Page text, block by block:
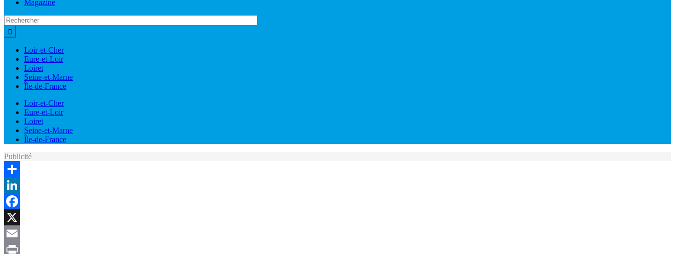
Magazine
Loir-et-Cher
Eure-et-Loir
Loiret
Seine-et-Marne
Île-de-France
Loir-et-Cher
Eure-et-Loir
Loiret
Seine-et-Marne
Île-de-France
Publicité
Share
LinkedIn
Facebook
X
Email